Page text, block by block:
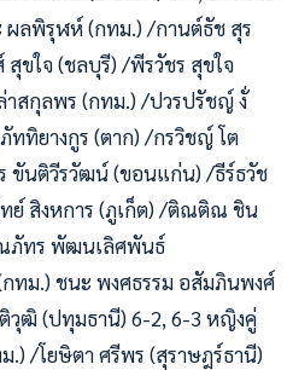
ผลพิรุฬห์ (กทม.) /กานต์ธัช สุร
ขใจ (ชลบุรี) /พีรวัชร สุขใจ
าสกุลพร (กทม.) /ปวรปรัชญ์ งั่
ทิยางกูร (ตาก) /กรวิชญ์ โต
ขันติวีรวัฒน์ (ขอนแก่น) /ธีร์ธวัช
ทย์ สิงหการ (ภูเก็ต) /ติณติณ ชิน
ภัทร พัฒนเลิศพันธ์
ทม.) ชนะ พงศธรรม อสัมภินพงศ์
วุฒิ (ปทุมธานี) 6-2, 6-3 หญิงคู่
/โยษิตา ศรีพร (สุราษฎร์ธานี)